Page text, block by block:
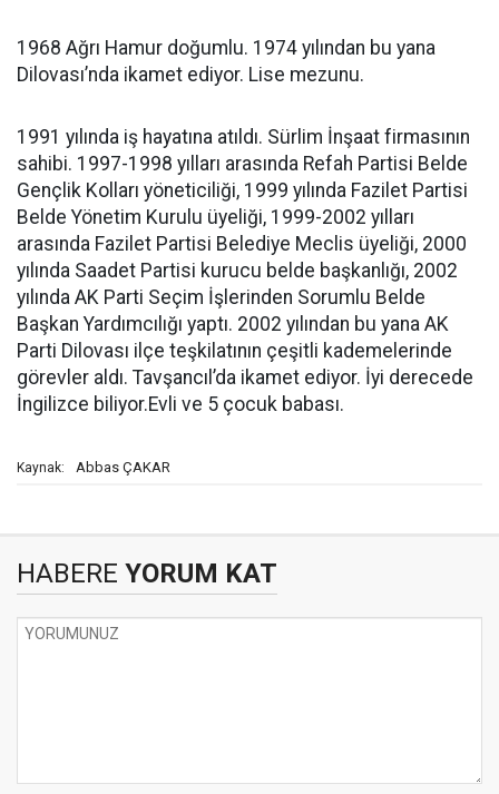
1968 Ağrı Hamur doğumlu. 1974 yılından bu yana
Dilovası’nda ikamet ediyor. Lise mezunu.
1991 yılında iş hayatına atıldı. Sürlim İnşaat firmasının
sahibi. 1997-1998 yılları arasında Refah Partisi Belde
Gençlik Kolları yöneticiliği, 1999 yılında Fazilet Partisi
Belde Yönetim Kurulu üyeliği, 1999-2002 yılları
arasında Fazilet Partisi Belediye Meclis üyeliği, 2000
yılında Saadet Partisi kurucu belde başkanlığı, 2002
yılında AK Parti Seçim İşlerinden Sorumlu Belde
Başkan Yardımcılığı yaptı. 2002 yılından bu yana AK
Parti Dilovası ilçe teşkilatının çeşitli kademelerinde
görevler aldı. Tavşancıl’da ikamet ediyor. İyi derecede
İngilizce biliyor.Evli ve 5 çocuk babası.
Kaynak: Abbas ÇAKAR
HABERE YORUM KAT